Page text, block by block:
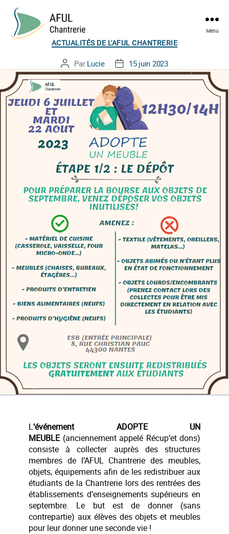
Menu
Catégories
ACTUALITÉS DE L'AFUL CHANTRERIE
Auteur
de
Par Lucie
Date
de
l’article
15 juin 2023
L‘événement ADOPTE UN
MEUBLE(anciennement appelé Récup’et dons)
consiste à collecter auprès des structures
membres de l’AFUL Chantrerie des meubles,
objets, équipements afin de les redistribuer aux
étudiants de la Chantrerie lors des rentrées des
établissements d’enseignements supérieurs en
septembre. Le but est de donner (sans
contrepartie) aux élèves des objets et meubles
pour leur donner une seconde vie !